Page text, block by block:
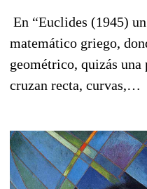
En “Euclides (1945)
matemático griego,
geométrico, quizás
cruzan recta, curvas,…